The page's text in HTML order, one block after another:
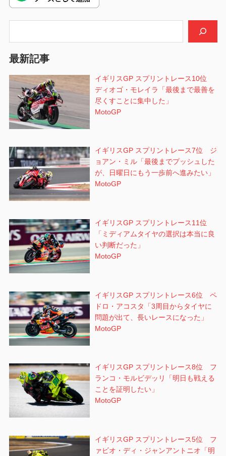
ー
ン
最新記事
イギリスGP スプリントレース10位
ディオゴ・モレイラ「最後まで最善を
尽くすことに集中した」
MotoGP
イギリスGP スプリントレース7位 ジ
ョアン・ミル「最後までプッシュした
が、日曜日にもう一歩前へ進みたい」
MotoGP
イギリスGP スプリントレース11位
「ミディアムタイヤの選択は本当に良
い判断だった」
MotoGP
イギリスGP スプリントレース6位 ペ
ドロ・アコスタ「3周目からタイヤに
問題が出て、長いレースになった」
MotoGP
イギリスGP スプリントレース8位 フ
ランコ・モルビデッリ「明日も戦える
ことを証明したい」
MotoGP
イギリスGP スプリントレース5位 フ
ァビオ・ディ・ジャンアントニオ「明